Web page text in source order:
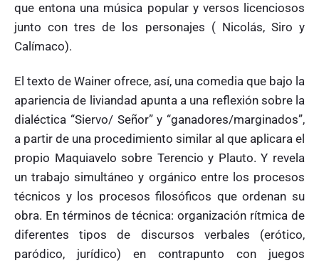
que entona una música popular y versos licenciosos
junto con tres de los personajes ( Nicolás, Siro y
Calímaco).
El texto de Wainer ofrece, así, una comedia que bajo la
apariencia de liviandad apunta a una reflexión sobre la
dialéctica “Siervo/ Señor” y “ganadores/marginados”,
a partir de una procedimiento similar al que aplicara el
propio Maquiavelo sobre Terencio y Plauto. Y revela
un trabajo simultáneo y orgánico entre los procesos
técnicos y los procesos filosóficos que ordenan su
obra. En términos de técnica: organización rítmica de
diferentes tipos de discursos verbales (erótico,
paródico, jurídico) en contrapunto con juegos